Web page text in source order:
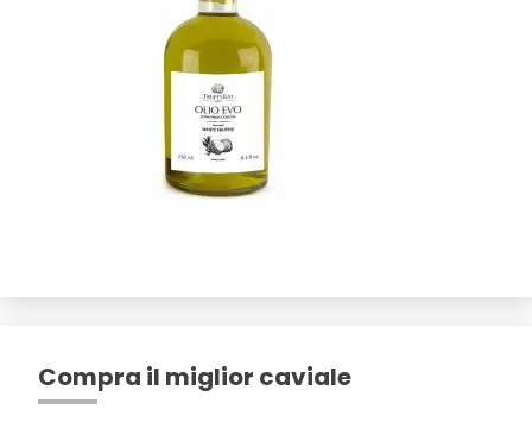
Compra il miglior caviale